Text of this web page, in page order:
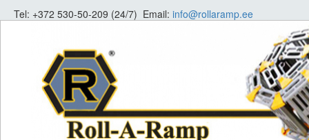
Tel: +372 530-50-209 (24/7) Email: info@rollaramp.ee